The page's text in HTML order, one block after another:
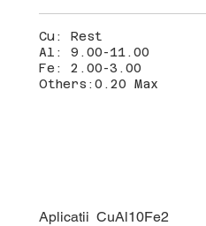
Cu: Rest
Al: 9.00-11.00
Fe: 2.00-3.00
Others:0.20 Max
Aplicatii CuAl10Fe2